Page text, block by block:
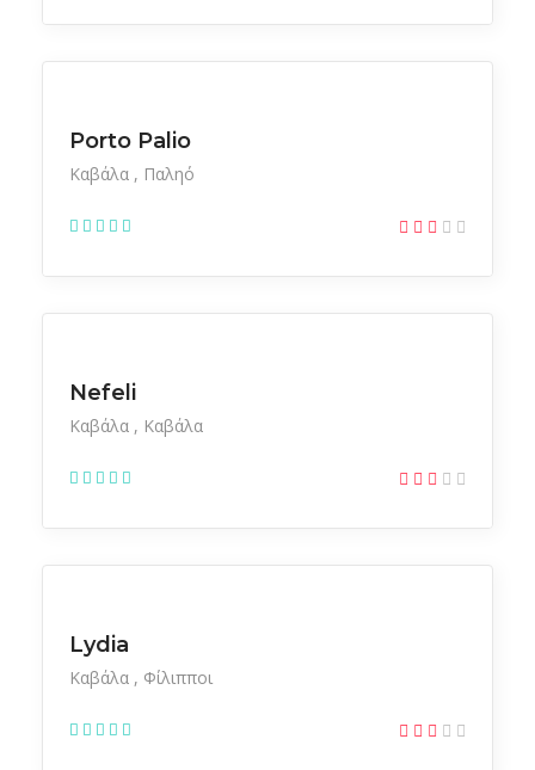
Porto Palio
Καβάλα Παληό
Nefeli
Καβάλα Καβάλα
Lydia
Καβάλα Φίλιπποι